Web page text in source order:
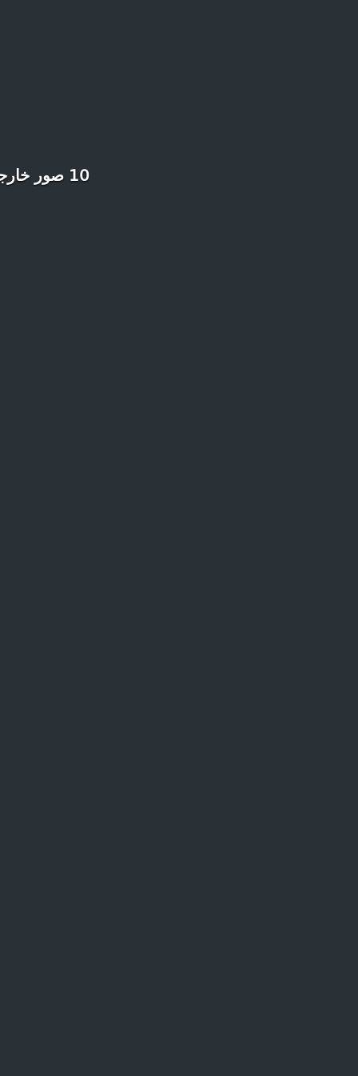
10 صور خارجية لمسجد الحسن الثاني ستجعلك تقع في غرام هذه المعلمة الرائعة